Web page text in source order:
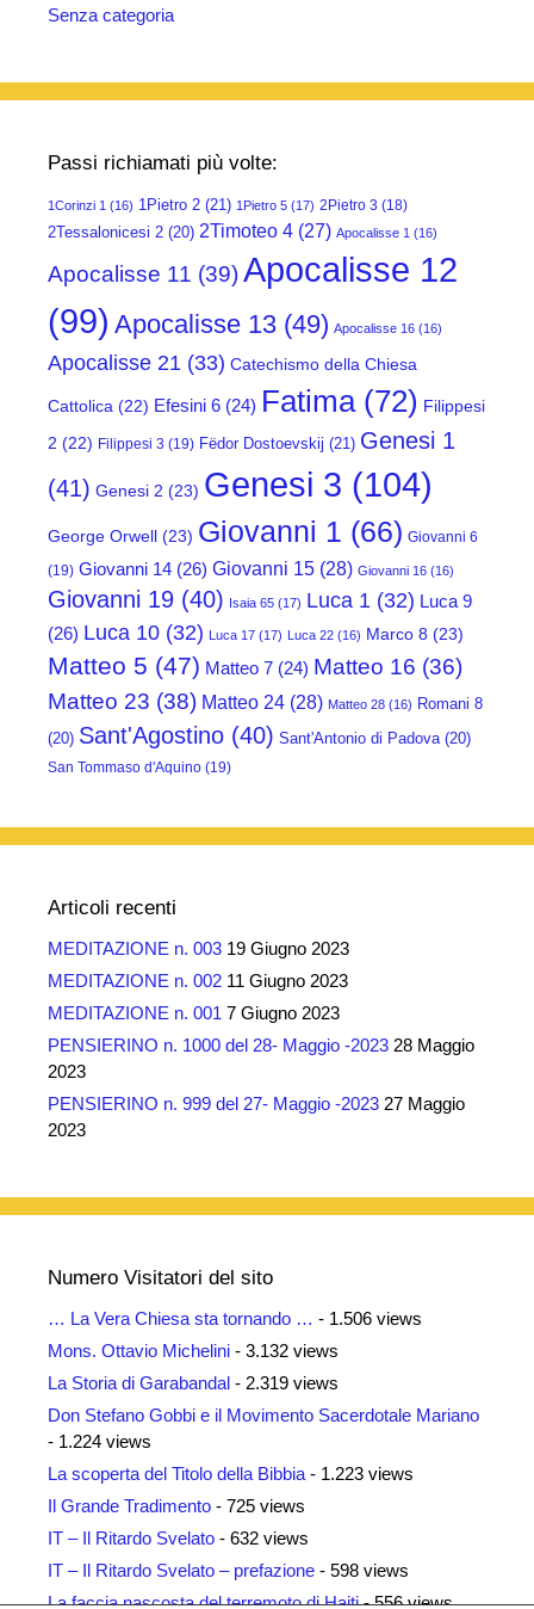
Senza categoria
Passi richiamati più volte:
1Corinzi 1 (16) 1Pietro 2 (21) 1Pietro 5 (17) 2Pietro 3 (18)
2Tessalonicesi 2 (20) 2Timoteo 4 (27) Apocalisse 1 (16)
Apocalisse 11 (39)Apocalisse 12
(99) Apocalisse 13 (49) Apocalisse 16 (16)
Apocalisse 21 (33) Catechismo della Chiesa
Cattolica (22) Efesini 6 (24) Fatima(72) Filippesi
2 (22) Filippesi 3 (19) Fëdor Dostoevskij (21) Genesi 1
(41) Genesi 2 (23) Genesi 3 (104)
George Orwell (23) Giovanni 1 (66) Giovanni 6
(19) Giovanni 14 (26) Giovanni 15 (28) Giovanni 16 (16)
Giovanni 19 (40) Isaia 65 (17) Luca 1 (32) Luca 9
(26) Luca 10 (32) Luca 17 (17) Luca 22 (16) Marco 8 (23)
Matteo 5 (47) Matteo 7 (24) Matteo 16 (36)
Matteo 23 (38) Matteo 24 (28) Matteo 28 (16) Romani 8
(20) Sant'Agostino (40) Sant'Antonio di Padova(20)
San Tommaso d'Aquino (19)
Articoli recenti
MEDITAZIONE n. 003 19 Giugno 2023
MEDITAZIONE n. 002 11 Giugno 2023
MEDITAZIONE n. 001 7 Giugno 2023
PENSIERINO n. 1000 del 28- Maggio -2023 28 Maggio
2023
PENSIERINO n. 999 del 27- Maggio -2023 27 Maggio
2023
Numero Visitatori del sito
… La Vera Chiesa sta tornando … - 1.506 views
Mons. Ottavio Michelini - 3.132 views
La Storia di Garabandal - 2.319 views
Don Stefano Gobbi e il Movimento Sacerdotale Mariano
- 1.224 views
La scoperta del Titolo della Bibbia - 1.223 views
Il Grande Tradimento - 725 views
IT – Il Ritardo Svelato - 632 views
IT – Il Ritardo Svelato – prefazione - 598 views
La faccia nascosta del terremoto di Haiti- 556 views